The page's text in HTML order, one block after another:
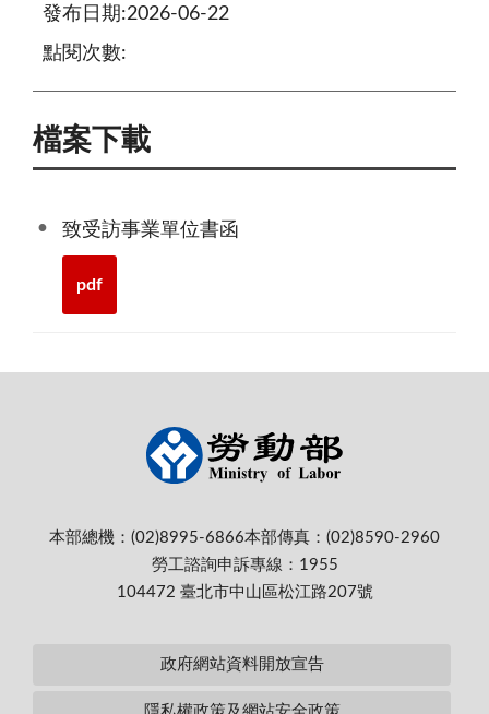
發布日期:2026-06-22
點閱次數:
檔案下載
致受訪事業單位書函
pdf
本部總機：(02)8995-6866本部傳真：(02)8590-2960
勞工諮詢申訴專線：1955
104472 臺北市中山區松江路207號
政府網站資料開放宣告